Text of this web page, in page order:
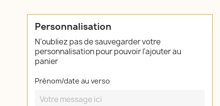
Personnalisation
N'oubliez pas de sauvegarder votre
personnalisation pour pouvoir l'ajouter au
panier
Prénom/date au verso